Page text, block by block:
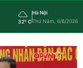
32° C
Hà Nội
Thứ Năm, 6/8/2026